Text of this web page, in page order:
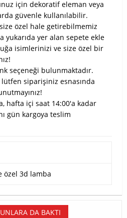
için dekoratif eleman veya
güvenle kullanılabilir.
özel hale getirebilmemiz
yukarıda yer alan sepete ekle
isimlerinizi ve size özel bir
seçeneği bulunmaktadır.
lütfen siparişiniz esnasında
hafta içi saat 14:00'a kadar
gün kargoya teslim
özel 3d lamba
DA BAKTI